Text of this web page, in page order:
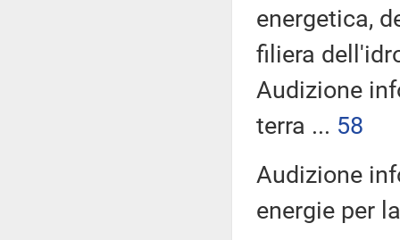
energetica,
filiera
Audizione
terra ... 58
Audizione
energie per